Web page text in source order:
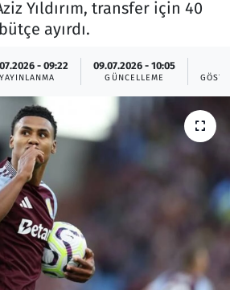
Yıldırım, transfer için 40
ayırdı.
- 09:22
YAYINLANMA
09.07.2026 - 10:05
GÜNCELLEME